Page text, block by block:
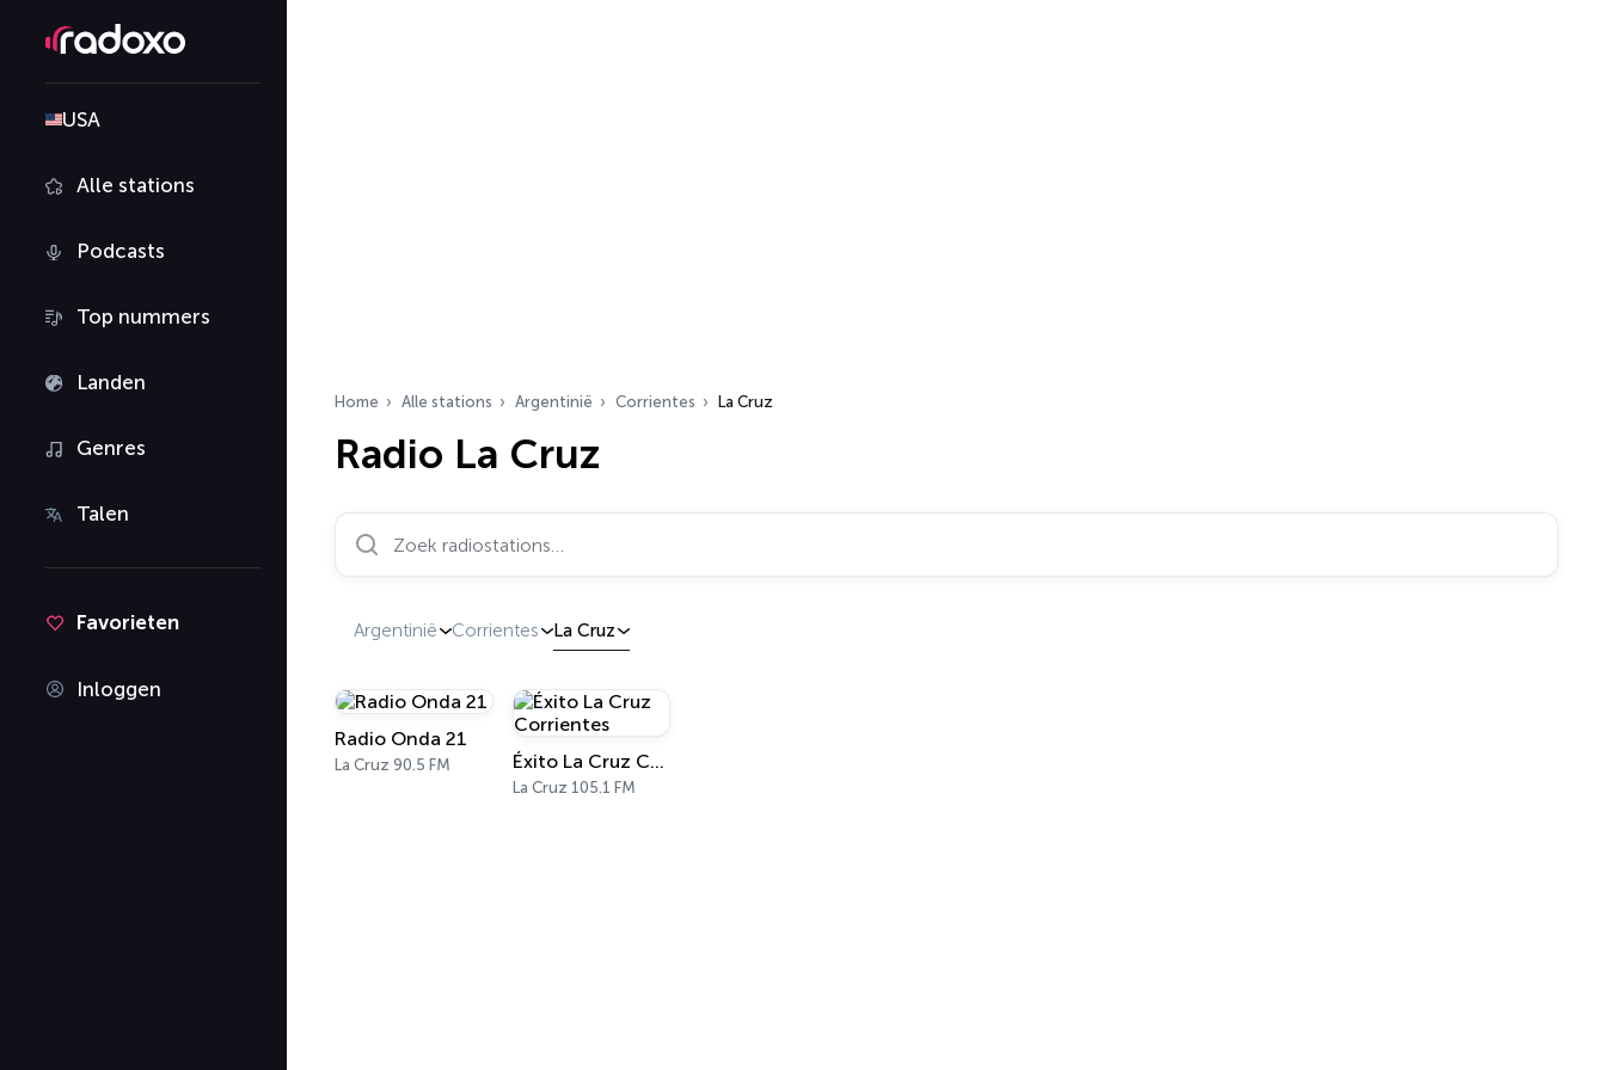
USA
Alle stations
Podcasts
Top nummers
Landen
Genres
Talen
Favorieten
Inloggen
Home Alle stations Argentinië Corrientes La Cruz
Radio La Cruz
Zoek radiostations…
Argentinië Corrientes La Cruz
Radio Onda 21
La Cruz 90.5 FM Éxito La Cruz Corrientes
La Cruz 105.1 FM